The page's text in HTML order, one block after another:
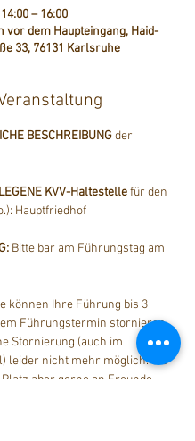
– 16:00
vor dem Haupteingang, Haid-
33, 76131 Karlsruhe
BESCHREIBUNG der
KVV-Haltestelle für den
Hauptfriedhof
Bitte bar am Führungstag am
können Ihre Führung bis 3
Führungstermin stornieren.
Stornierung (auch im
leider nicht mehr möglich. Sie
aber gerne an Freunde